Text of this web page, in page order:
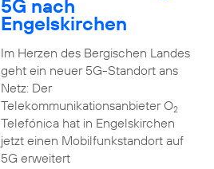
5G nach
Engelskirchen
Im Herzen des Bergischen Landes
geht ein neuer 5G-Standort ans
Netz: Der
Telekommunikationsanbieter O2
Telefónica hat in Engelskirchen
jetzt einen Mobilfunkstandort auf
5G erweitert